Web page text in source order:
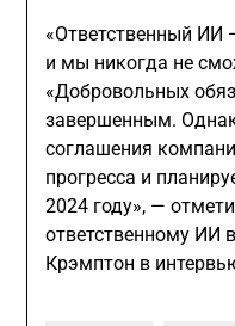
«Ответственный ИИ
и мы никогда не
«Добровольных
завершенным.
соглашения
прогресса и
2024 году», —
ответственному ИИ
Крэмптон в